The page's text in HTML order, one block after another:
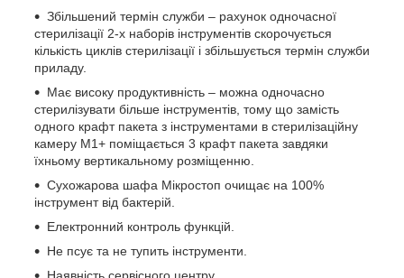
Збільшений термін служби – рахунок одночасної
стерилізації 2-х наборів інструментів скорочується
кількість циклів стерилізації і збільшується термін служби
приладу.
Має високу продуктивність – можна одночасно
стерилізувати більше інструментів, тому що замість
одного крафт пакета з інструментами в стерилізаційну
камеру М1+ поміщається 3 крафт пакета завдяки
їхньому вертикальному розміщенню.
Сухожарова шафа Мікростоп очищає на 100%
інструмент від бактерій.
Електронний контроль функцій.
Не псує та не тупить інструменти.
Наявність сервісного центру.